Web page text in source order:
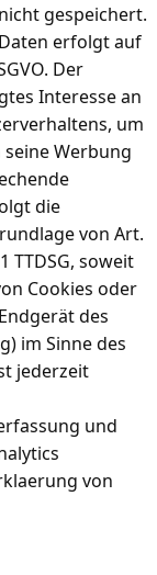
gespeichert.
erfolgt auf
Der
Interesse an
um
Werbung
die
von Art.
TTDSG, soweit
Cookies oder
des
im Sinne des
jederzeit
und
von